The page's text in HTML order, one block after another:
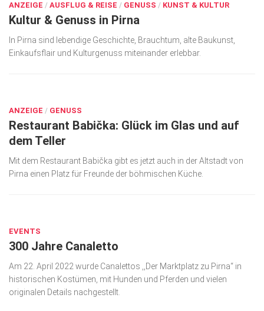
Geschäft
gesund & schön
Gesellschaft
Ausflug & Reise
Podcast
Top Branchen
SACHSEN IN PARIS
ANZEIGE / AUSFLUG & REISE / GENUSS / KUNST & KULTUR
Kultur & Genuss in Pirna
In Pirna sind lebendige Geschichte, Brauchtum, alte Baukunst,
Einkaufsflair und Kulturgenuss miteinander erlebbar.
ANZEIGE / GENUSS
Restaurant Babička: Glück im Glas und auf
dem Teller
Mit dem Restaurant Babička gibt es jetzt auch in der Altstadt von
Pirna einen Platz für Freunde der böhmischen Küche.
EVENTS
300 Jahre Canaletto
Am 22. April 2022 wurde Canalettos ,,Der Marktplatz zu Pirna“ in
historischen Kostümen, mit Hunden und Pferden und vielen
originalen Details nachgestellt.